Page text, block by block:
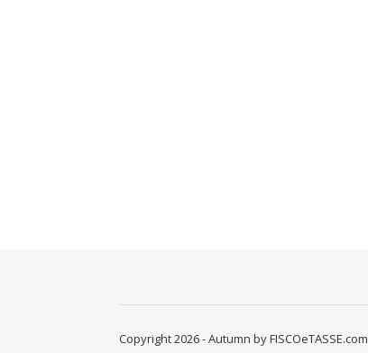
Copyright 2026 - Autumn by FISCOeTASSE.com